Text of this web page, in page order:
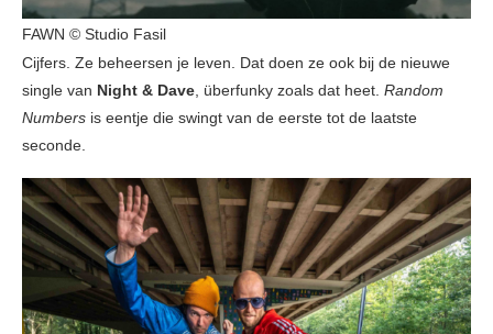
FAWN © Studio Fasil
Cijfers. Ze beheersen je leven. Dat doen ze ook bij de nieuwe
single van Night & Dave , überfunky zoals dat heet. Random
Numbers is eentje die swingt van de eerste tot de laatste
seconde.